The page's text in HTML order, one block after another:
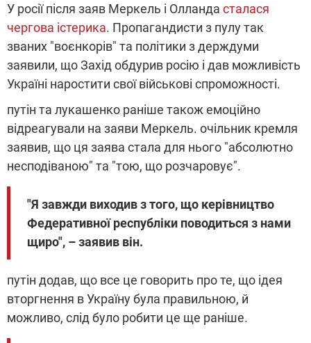
У росії після заяв Меркель і Олланда сталася
чергова істерика. Пропагандисти з пулу так
званих "воєнкорів" та політики з держдуми
заявили, що Захід обдурив росію і дав можливість
Україні наростити свої військові спроможності.
путін та лукашенко раніше також емоційно
відреагували на заяви Меркель. очільник кремля
заявив, що ця заява стала для нього "абсолютно
несподіваною" та "тою, що розчаровує".
"Я завжди виходив з того, що керівництво
Федеративної республіки поводиться з нами
щиро", – заявив він.
путін додав, що все це говорить про те, що ідея
вторгнення в Україну була правильною, й
можливо, слід було робити це ще раніше.